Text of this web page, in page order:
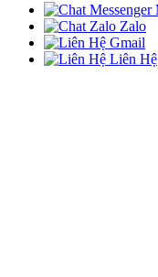
Zalo
Gmail
Liên Hệ